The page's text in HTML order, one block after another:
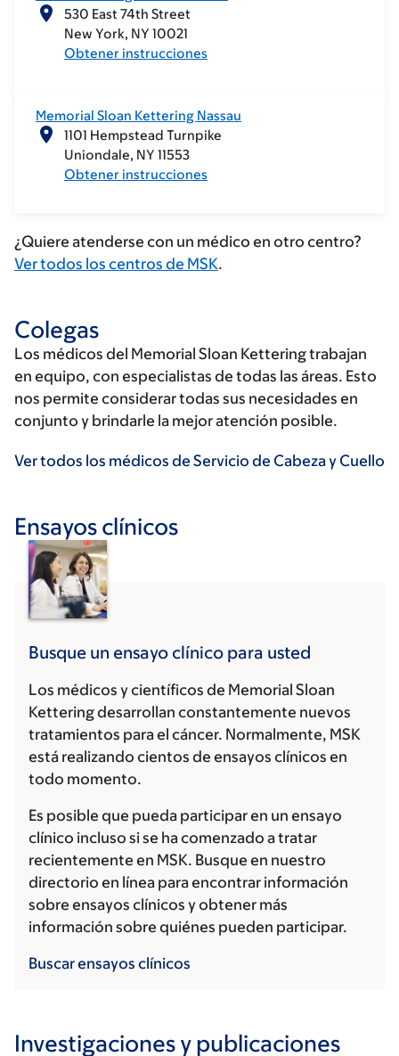
530 East 74th Street
New York NY 10021
Obtener instrucciones
Memorial Sloan Kettering Nassau
1101 Hempstead Turnpike
Uniondale NY 11553
Obtener instrucciones
¿Quiere atenderse con un médico en otro centro?
Ver todos los centros de MSK.
Colegas
Los médicos del Memorial Sloan Kettering trabajan
en equipo, con especialistas de todas las áreas. Esto
nos permite considerar todas sus necesidades en
conjunto y brindarle la mejor atención posible.
Ver todos los médicos de Servicio de Cabeza y Cuello
Ensayos clínicos
Busque un ensayo clínico para usted
Los médicos y científicos de Memorial Sloan
Kettering desarrollan constantemente nuevos
tratamientos para el cáncer. Normalmente, MSK
está realizando cientos de ensayos clínicos en
todo momento.
Es posible que pueda participar en un ensayo
clínico incluso si se ha comenzado a tratar
recientemente en MSK. Busque en nuestro
directorio en línea para encontrar información
sobre ensayos clínicos y obtener más
información sobre quiénes pueden participar.
Buscar ensayos clínicos
Investigaciones y publicaciones